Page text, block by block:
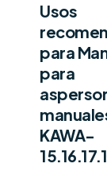
Usos
para
para
KAWA-